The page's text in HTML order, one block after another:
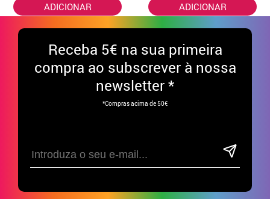
ADICIONAR ADICIONAR
Receba 5€ na sua primeira
compra ao subscrever à nossa
newsletter *
*Compras acima de 50€